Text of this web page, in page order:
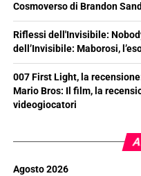
Cosmoverso di Brandon
Riflessi dell'Invisibile:
dell’Invisibile: Maborosi,
007 First Light, la
Mario Bros: Il film, la
videogiocatori
Agosto 2026